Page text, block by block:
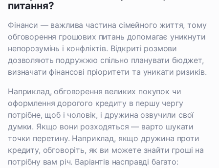
питання?
Фінанси — важлива частина сімейного життя, тому
обговорення грошових питань допомагає уникнути
непорозумінь і конфліктів. Відкриті розмови
дозволяють подружжю спільно планувати бюджет,
визначати фінансові пріоритети та уникати ризиків.
Наприклад, обговорення великих покупок чи
оформлення дорогого кредиту в першу чергу
потрібне, щоб і чоловік, і дружина озвучили свої
думки. Якщо вони розходяться — варто шукати
точки перетину. Наприклад, якщо дружина проти
кредиту, обговоріть, як ви можете знайти гроші на
потрібну вам річ. Варіантів насправді багато: